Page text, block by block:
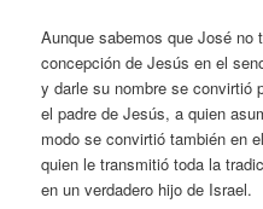
Aunque sabemos que José no
concepción de Jesús en el
y darle su nombre se convirtió
el padre de Jesús, a quien
modo se convirtió también en
quien le transmitió toda la
en un verdadero hijo de Israel.